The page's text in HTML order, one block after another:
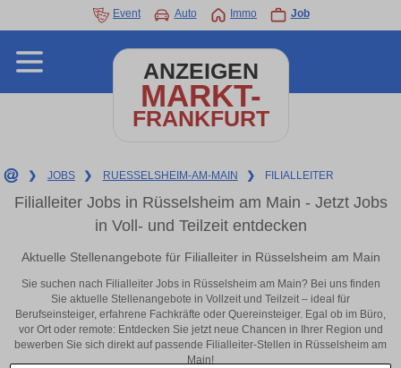
Event Auto Immo Job
ANZEIGEN
MARKT-
FRANKFURT
❯ JOBS ❯ RUESSELSHEIM-AM-MAIN ❯ FILIALLEITER
Filialleiter Jobs in Rüsselsheim am Main - Jetzt Jobs
in Voll- und Teilzeit entdecken
Aktuelle Stellenangebote für Filialleiter in Rüsselsheim am Main
Sie suchen nach Filialleiter Jobs in Rüsselsheim am Main? Bei uns finden
Sie aktuelle Stellenangebote in Vollzeit und Teilzeit – ideal für
Berufseinsteiger, erfahrene Fachkräfte oder Quereinsteiger. Egal ob im Büro,
vor Ort oder remote: Entdecken Sie jetzt neue Chancen in Ihrer Region und
bewerben Sie sich direkt auf passende Filialleiter-Stellen in Rüsselsheim am
Main!